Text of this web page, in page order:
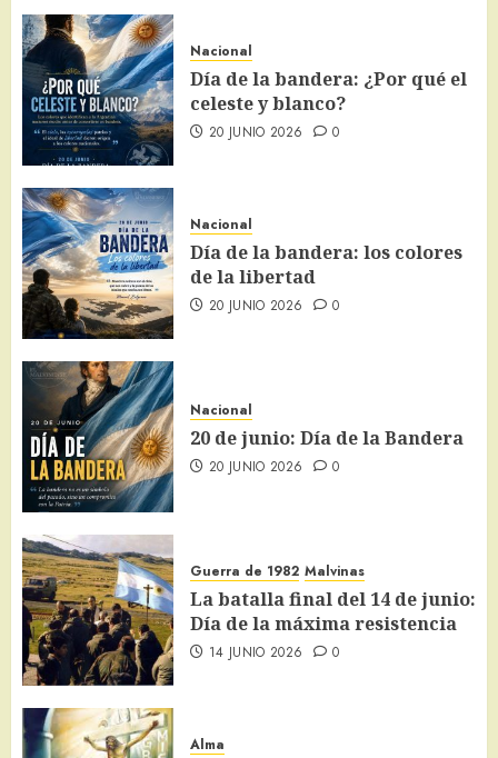
Nacional
Día de la bandera: ¿Por qué el
celeste y blanco?
20 JUNIO 2026 0
Nacional
Día de la bandera: los colores
de la libertad
20 JUNIO 2026 0
Nacional
20 de junio: Día de la Bandera
20 JUNIO 2026 0
Guerra de 1982 Malvinas
La batalla final del 14 de junio:
Día de la máxima resistencia
14 JUNIO 2026 0
Alma